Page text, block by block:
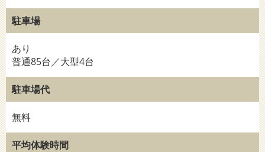
駐車場
あり
普通85台／大型4台
駐車場代
無料
平均体験時間